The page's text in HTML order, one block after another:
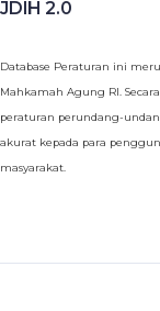
JDIH 2.0
Database Peraturan ini
Mahkamah Agung RI.
peraturan perundang-
akurat kepada para
masyarakat.